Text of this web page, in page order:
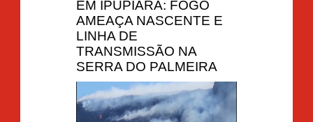
EM IPUPIARA: FOGO
AMEAÇA NASCENTE E
LINHA DE
TRANSMISSÃO NA
SERRA DO PALMEIRA